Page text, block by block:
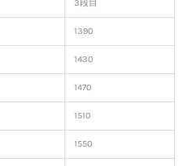
3段目
1390
1430
1470
1510
1550